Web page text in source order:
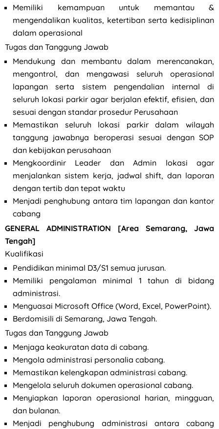
Memiliki kemampuan untuk memantau &
mengendalikan kualitas, ketertiban serta kedisiplinan
dalam operasional
Tugas dan Tanggung Jawab
Mendukung dan membantu dalam merencanakan,
mengontrol, dan mengawasi seluruh operasional
lapangan serta sistem pengendalian internal di
seluruh lokasi parkir agar berjalan efektif, efisien, dan
sesuai dengan standar prosedur Perusahaan
Memastikan seluruh lokasi parkir dalam wilayah
tanggung jawabnya beroperasi sesuai dengan SOP
dan kebijakan perusahaan
Mengkoordinir Leader dan Admin lokasi agar
menjalankan sistem kerja, jadwal shift, dan laporan
dengan tertib dan tepat waktu
Menjadi penghubung antara tim lapangan dan kantor
cabang
GENERAL ADMINISTRATION [Area Semarang, Jawa
Tengah]
Kualifikasi
Pendidikan minimal D3/S1 semua jurusan.
Memiliki pengalaman minimal 1 tahun di bidang
administrasi.
Menguasai Microsoft Office (Word, Excel, PowerPoint).
Berdomisili di Semarang, Jawa Tengah.
Tugas dan Tanggung Jawab
Menjaga keakuratan data di cabang.
Mengola administrasi personalia cabang.
Memastikan kelengkapan administrasi cabang.
Mengelola seluruh dokumen operasional cabang.
Menyiapkan laporan operasional harian, mingguan,
dan bulanan.
Menjadi penghubung administrasi antara cabang